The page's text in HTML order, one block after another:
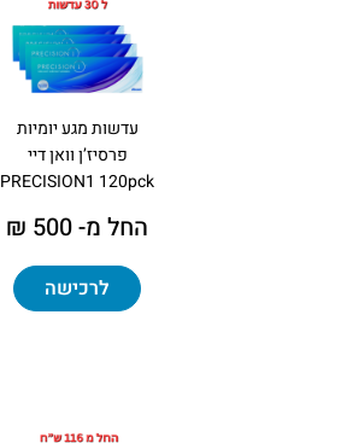
עדשות מגע יומיות
פרסיז’ן וואן דיי
PRECISION1 120pck
החל מ- 500 ₪
לרכישה